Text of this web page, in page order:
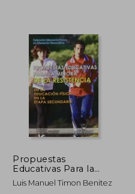
Propuestas
Educativas Para la
Mejora de la
Resistencia en la
Luis Manuel Timon Benitez